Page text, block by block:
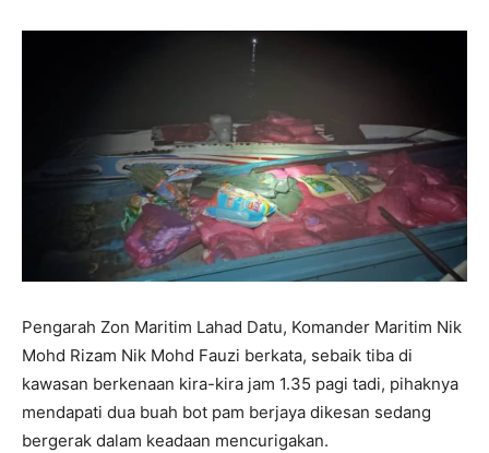
Pengarah Zon Maritim Lahad Datu, Komander Maritim Nik
Mohd Rizam Nik Mohd Fauzi berkata, sebaik tiba di
kawasan berkenaan kira-kira jam 1.35 pagi tadi, pihaknya
mendapati dua buah bot pam berjaya dikesan sedang
bergerak dalam keadaan mencurigakan.